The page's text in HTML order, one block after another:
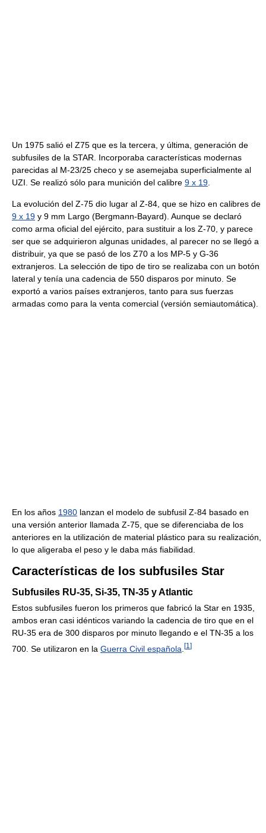
Un 1975 salió el Z75 que es la tercera, y última, generación de
subfusiles de la STAR. Incorporaba características modernas
parecidas al M-23/25 checo y se asemejaba superficialmente al
UZI. Se realizó sólo para munición del calibre 9 x 19
La evolución del Z-75 dio lugar al Z-84, que se hizo en calibres de
9 x 19 y 9 mm Largo (Bergmann-Bayard). Aunque se declaró
como arma oficial del ejército, para sustituir a los Z-70, y parece
ser que se adquirieron algunas unidades, al parecer no se llegó a
distribuir, ya que se pasó de los Z70 a los MP-5 y G-36
extranjeros. La selección de tipo de tiro se realizaba con un botón
lateral y tenía una cadencia de 550 disparos por minuto. Se
exportó a varios países extranjeros, tanto para sus fuerzas
armadas como para la venta comercial (versión semiautomática).
En los años 1980 lanzan el modelo de subfusil Z-84 basado en
una versión anterior llamada Z-75, que se diferenciaba de los
anteriores en la utilización de material plástico para su realización,
lo que aligeraba el peso y le daba más fiabilidad.
Características de los subfusiles Star
Subfusiles RU-35, Si-35, TN-35 y Atlantic
Estos subfusiles fueron los primeros que fabricó la Star en 1935,
ambos eran casi idénticos variando la cadencia de tiro que en el
RU-35 era de 300 disparos por minuto llegando e el TN-35 a los
700. Se utilizaron en la Guerra Civil española [1 ]